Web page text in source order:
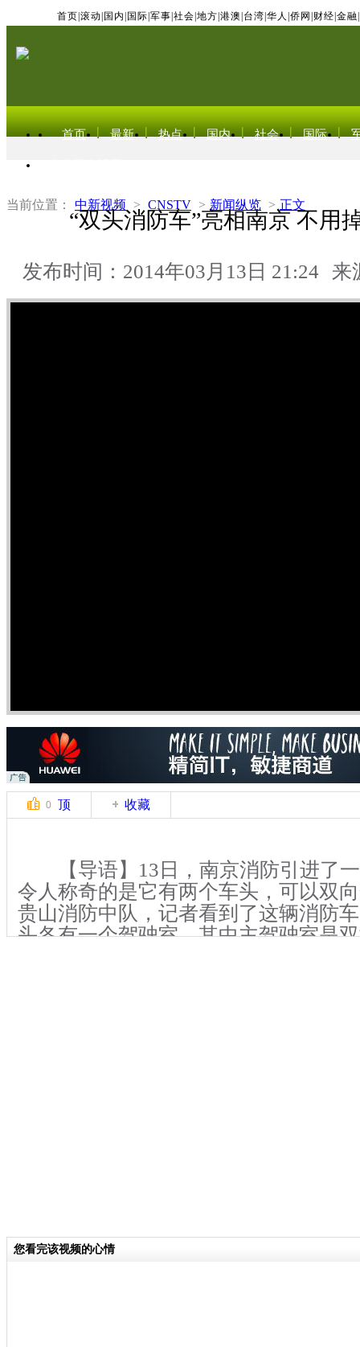
首页 滚动 国内 国际 军事 社会 地方 港澳 台湾 华人 侨网 财经 金融
首页 最新 热点 国内 社会 国际
当前位置： 中新视频 > CNSTV > 新闻纵览 > 正文
“双头消防车”亮相南京 不用
发布时间：2014年03月13日 21:24 来
0 顶 收藏
【导语】13日，南京消防引进了一
令人称奇的是它有两个车头，可以双
贵山消防中队，记者看到了这辆消防
头各有一个驾驶室，其中主驾驶室是
您看完该视频的心情